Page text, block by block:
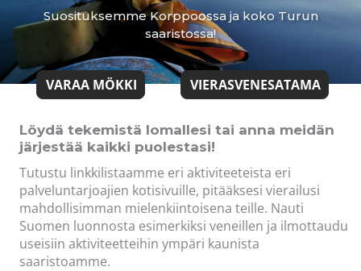
Suosituksemme Korppoossa ja koko Turun
saaristossa!
VARAA MÖKKI VIERASVENESATAMA
Löydä tekemistä lomallesi tai anna meidän
järjestää kaikki puolestasi!
Tutustu linkkilistaamme eri aktiviteeteista eri
palveluntarjoajien kotisivuille, pitääksesi vierailusi
mahdollisimman mielenkiintoisena teille. Nauti
Suomen luonnosta esimerkiksi veneillen ja ilmottaudu
useisiin aktiviteetteihin ympäri kaunista
saaristoamme.